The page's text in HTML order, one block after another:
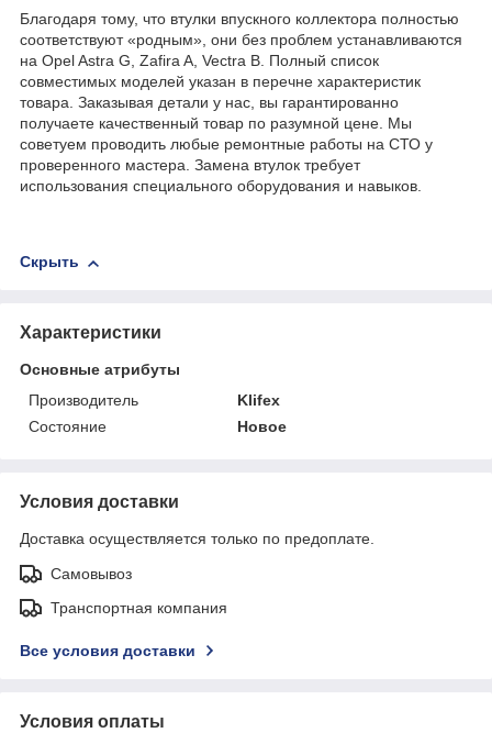
Благодаря тому, что втулки впускного коллектора полностью
соответствуют «родным», они без проблем устанавливаются
на Opel Astra G, Zafira A, Vectra B. Полный список
совместимых моделей указан в перечне характеристик
товара. Заказывая детали у нас, вы гарантированно
получаете качественный товар по разумной цене. Мы
советуем проводить любые ремонтные работы на СТО у
проверенного мастера. Замена втулок требует
использования специального оборудования и навыков.
Скрыть
Характеристики
Основные атрибуты
Производитель
Klifex
Состояние
Новое
Условия доставки
Доставка осуществляется только по предоплате.
Самовывоз
Транспортная компания
Все условия доставки
Условия оплаты